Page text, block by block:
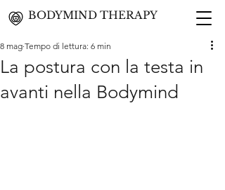
BODYMIND THERAPY
La postura con la testa in
avanti nella Bodymind
8 mag Tempo di lettura: 6 min